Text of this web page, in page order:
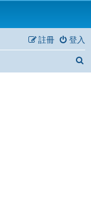
登入
註冊